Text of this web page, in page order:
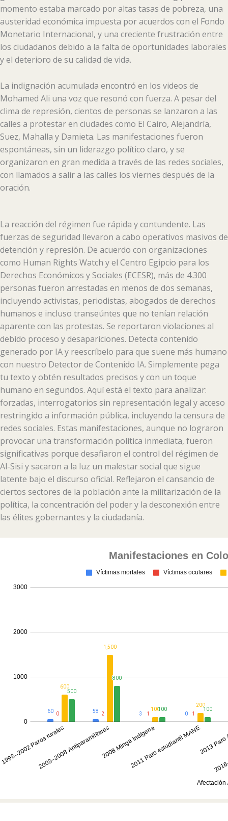
momento estaba marcado por altas tasas de pobreza, una
austeridad económica impuesta por acuerdos con el Fondo
Monetario Internacional, y una creciente frustración entre
los ciudadanos debido a la falta de oportunidades laborales
y el deterioro de su calidad de vida.
La indignación acumulada encontró en los videos de
Mohamed Ali una voz que resonó con fuerza. A pesar del
clima de represión, cientos de personas se lanzaron a las
calles a protestar en ciudades como El Cairo, Alejandría,
Suez, Mahalla y Damieta. Las manifestaciones fueron
espontáneas, sin un liderazgo político claro, y se
organizaron en gran medida a través de las redes sociales,
con llamados a salir a las calles los viernes después de la
oración.
La reacción del régimen fue rápida y contundente. Las
fuerzas de seguridad llevaron a cabo operativos masivos de
detención y represión. De acuerdo con organizaciones
como Human Rights Watch y el Centro Egipcio para los
Derechos Económicos y Sociales (ECESR), más de 4.300
personas fueron arrestadas en menos de dos semanas,
incluyendo activistas, periodistas, abogados de derechos
humanos e incluso transeúntes que no tenían relación
aparente con las protestas. Se reportaron violaciones al
debido proceso y desapariciones. Detecta contenido
generado por IA y reescríbelo para que suene más humano
con nuestro Detector de Contenido IA. Simplemente pega
tu texto y obtén resultados precisos y con un toque
humano en segundos. Aquí está el texto para analizar:
forzadas, interrogatorios sin representación legal y acceso
restringido a información pública, incluyendo la censura de
redes sociales. Estas manifestaciones, aunque no lograron
provocar una transformación política inmediata, fueron
significativas porque desafiaron el control del régimen de
Al-Sisi y sacaron a la luz un malestar social que sigue
latente bajo el discurso oficial. Reflejaron el cansancio de
ciertos sectores de la población ante la militarización de la
política, la concentración del poder y la desconexión entre
las élites gobernantes y la ciudadanía.